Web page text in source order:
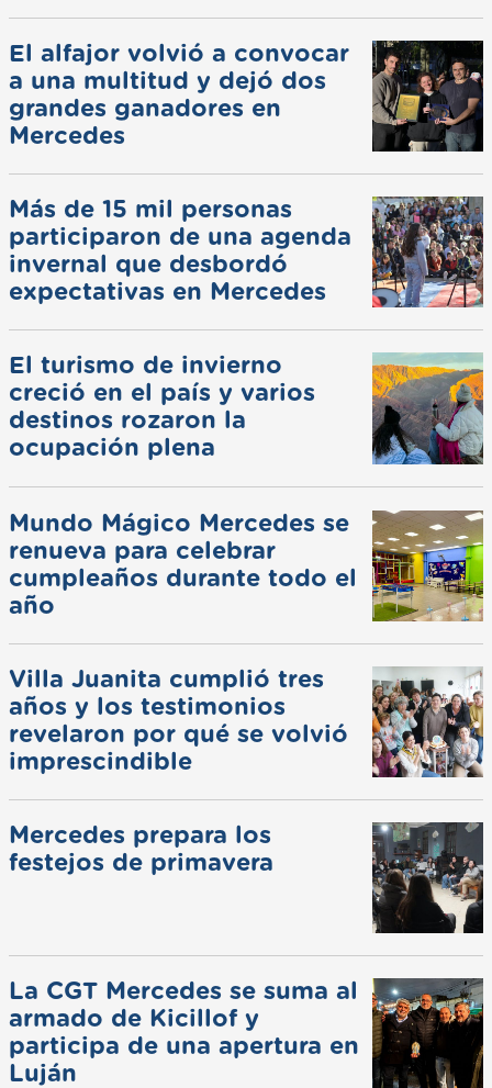
El alfajor volvió a convocar
a una multitud y dejó dos
grandes ganadores en
Mercedes
Más de 15 mil personas
participaron de una agenda
invernal que desbordó
expectativas en Mercedes
El turismo de invierno
creció en el país y varios
destinos rozaron la
ocupación plena
Mundo Mágico Mercedes se
renueva para celebrar
cumpleaños durante todo el
año
Villa Juanita cumplió tres
años y los testimonios
revelaron por qué se volvió
imprescindible
Mercedes prepara los
festejos de primavera
La CGT Mercedes se suma al
armado de Kicillof y
participa de una apertura en
Luján